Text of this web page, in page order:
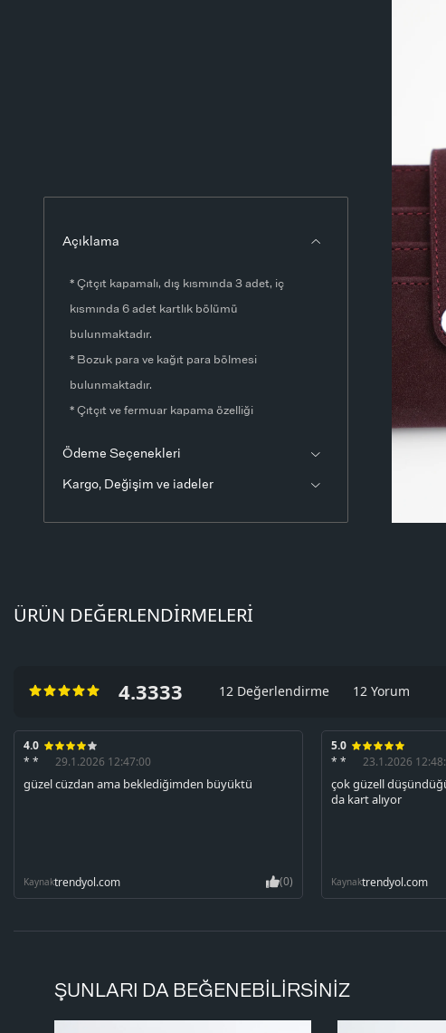
Açıklama
* Çıtçıt kapamalı, dış kısmında 3 adet, iç
kısmında 6 adet kartlık bölümü
bulunmaktadır.
* Bozuk para ve kağıt para bölmesi
bulunmaktadır.
* Çıtçıt ve fermuar kapama özelliği
* Ürün içeriği: %3 Polyurethane %3 Pvc %22
Pes
çekilmiştir. Işık ve ekran ayarlarından dolayı
Ödeme Seçenekleri
Kargo, Değişim ve iadeler
ÜRÜN DEĞERLENDIRMELERI
4.3333 12 Değerlendirme 12 Yorum
4.0
* *
29.1.2026 12:47:00
güzel cüzdan ama beklediğimden büyüktü
Kaynaktrendyol.com (0)
5.0
* *
23.1.2026
çok güzell
da kart alıyor
Kaynaktrendyol.com
ŞUNLARI DA BEĞENEBILIRSINIZ